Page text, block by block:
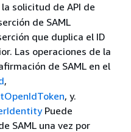
solicitud de API de
de SAML
que duplica el ID
Las operaciones de la
de SAML en el
,
, y.
Puede
SAML una vez por